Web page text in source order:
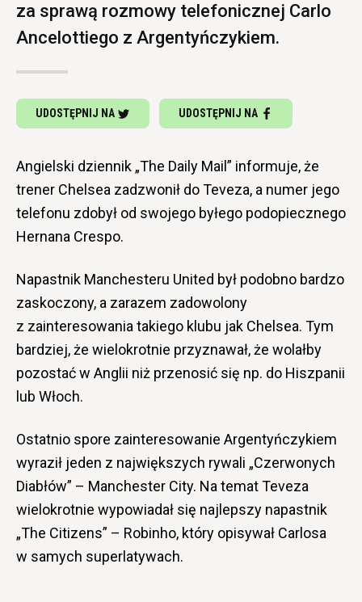
za sprawą rozmowy telefonicznej Carlo
Ancelottiego z Argentyńczykiem.
UDOSTĘPNIJ NA UDOSTĘPNIJ NA
Angielski dziennik „The Daily Mail” informuje, że
trener Chelsea zadzwonił do Teveza, a numer jego
telefonu zdobył od swojego byłego podopiecznego
Hernana Crespo.
Napastnik Manchesteru United był podobno bardzo
zaskoczony, a zarazem zadowolony
z zainteresowania takiego klubu jak Chelsea. Tym
bardziej, że wielokrotnie przyznawał, że wolałby
pozostać w Anglii niż przenosić się np. do Hiszpanii
lub Włoch.
Ostatnio spore zainteresowanie Argentyńczykiem
wyraził jeden z największych rywali „Czerwonych
Diabłów” – Manchester City. Na temat Teveza
wielokrotnie wypowiadał się najlepszy napastnik
„The Citizens” – Robinho, który opisywał Carlosa
w samych superlatywach.